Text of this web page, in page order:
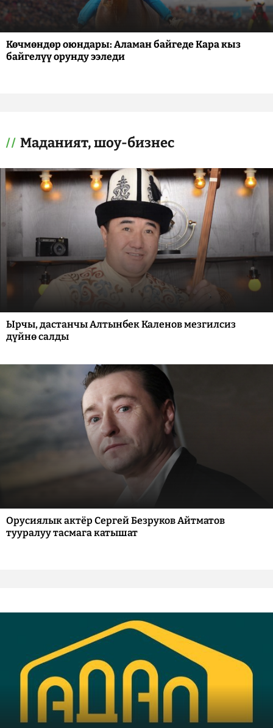
Көчмөндөр оюндары: Аламан байгеде Кара кыз
байгелүү орунду ээледи
Маданият, шоу-бизнес
Ырчы, дастанчы Алтынбек Каленов мезгилсиз
дүйнө салды
Орусиялык актёр Сергей Безруков Айтматов
тууралуу тасмага катышат